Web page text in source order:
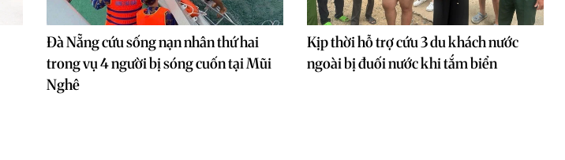
Đà Nẵng cứu sống nạn nhân thứ hai
trong vụ 4 người bị sóng cuốn tại Mũi
Nghê
Kịp thời hỗ trợ cứu 3 du khách nước
ngoài bị đuối nước khi tắm biển